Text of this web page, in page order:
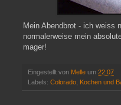
Mein Abendbrot - ich weiss
normalerweise mein
mager!
Eingestellt von Melle um 22:07
Labels: Colorado Kochen und